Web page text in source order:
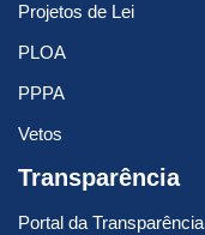
Projetos de Lei
PLOA
PPPA
Vetos
Transparência
Portal da Transparência